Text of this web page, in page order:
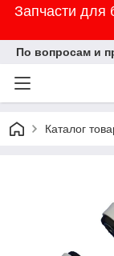
Запчасти для
По вопросам и
Каталог